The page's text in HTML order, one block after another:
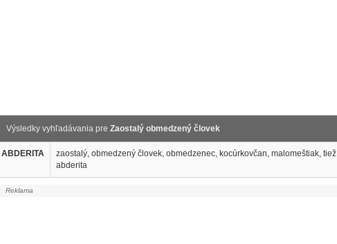
Výsledky vyhľadávania pre Zaostalý obmedzený človek
ABDERITA
zaostalý, obmedzený človek, obmedzenec, kocúrkovčan, malomeštiak, tiež
abderita